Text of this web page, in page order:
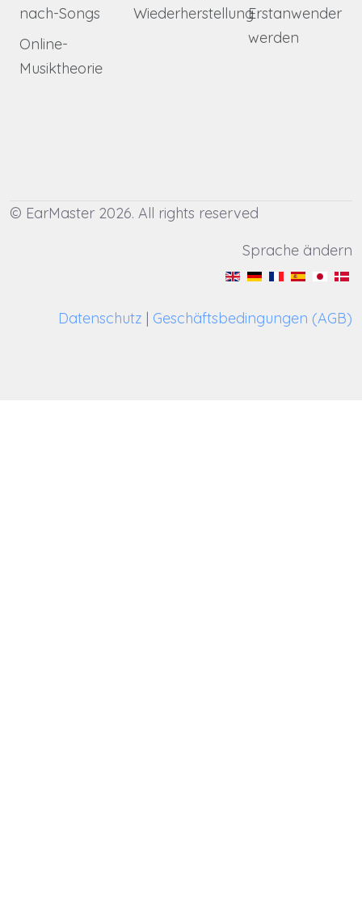
nach-Songs
Online-
Musiktheorie
WiederherstellungErstanwender
werden
© EarMaster 2026. All rights reserved
Sprache ändern
Datenschutz | Geschäftsbedingungen (AGB)